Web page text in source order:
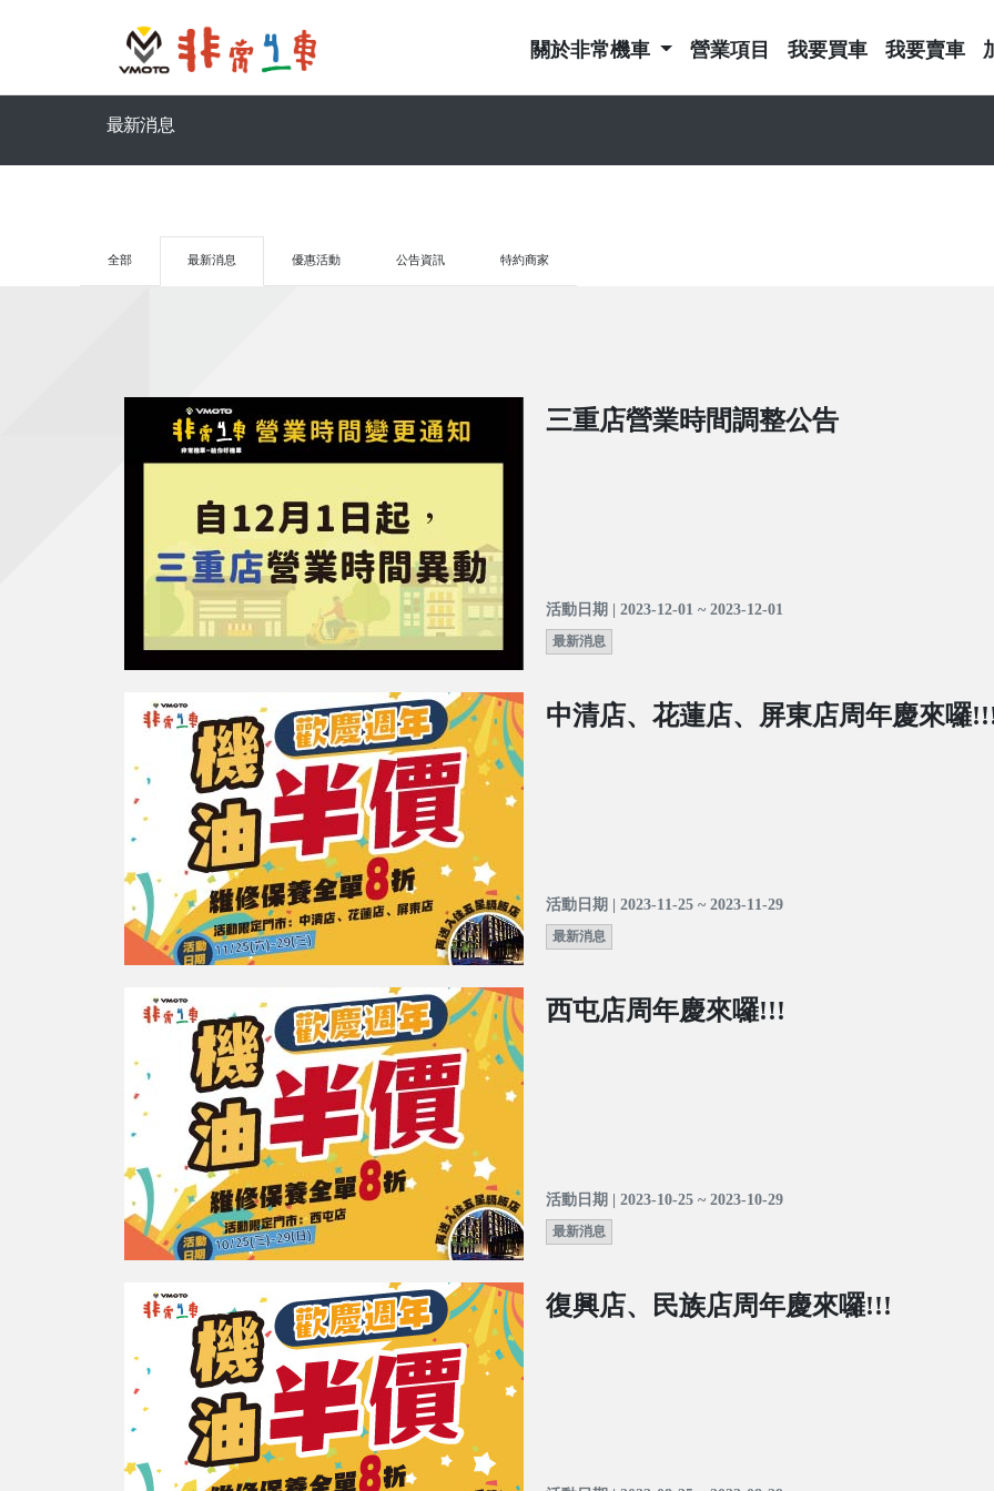
關於非常機車 營業項目 我要買車 我要賣車
最新消息
全部 最新消息 優惠活動 公告資訊 特約商家
三重店營業時間調整公告
活動日期 | 2023-12-01 ~ 2023-12-01
最新消息
中清店、花蓮店、屏東店周年慶來囉
活動日期 | 2023-11-25 ~ 2023-11-29
最新消息
西屯店周年慶來囉!!!
活動日期 | 2023-10-25 ~ 2023-10-29
最新消息
復興店、民族店周年慶來囉!!!